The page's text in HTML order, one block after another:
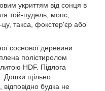
укриттям від сонця в
той-пудель, мопс,
такса, фокстер'єр або
соснової деревини
полістиролом
HDF. Підлога
Дошки щільно
відповідно будка не